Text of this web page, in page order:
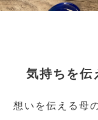
気持ちを伝
想いを伝える母